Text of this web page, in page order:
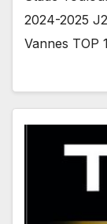
2024-2025
Vannes TOP